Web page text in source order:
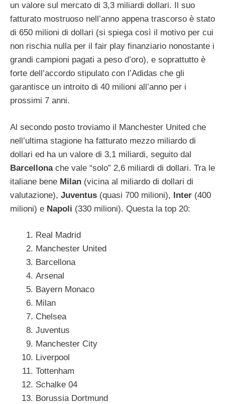
un valore sul mercato di 3,3 miliardi dollari. Il suo
fatturato mostruoso nell’anno appena trascorso è stato
di 650 milioni di dollari (si spiega così il motivo per cui
non rischia nulla per il fair play finanziario nonostante i
grandi campioni pagati a peso d’oro), e soprattutto è
forte dell’accordo stipulato con l’Adidas che gli
garantisce un introito di 40 milioni all’anno per i
prossimi 7 anni.
Al secondo posto troviamo il Manchester United che
nell’ultima stagione ha fatturato mezzo miliardo di
dollari ed ha un valore di 3,1 miliardi, seguito dal
Barcellonache vale “solo” 2,6 miliardi di dollari. Tra le
italiane bene Milan (vicina al miliardo di dollari di
valutazione), Juventus (quasi 700 milioni), Inter (400
milioni) e Napoli (330 milioni). Questa la top 20:
Real Madrid
Manchester United
Barcellona
Arsenal
Bayern Monaco
Milan
Chelsea
Juventus
Manchester City
Liverpool
Tottenham
Schalke 04
Borussia Dortmund